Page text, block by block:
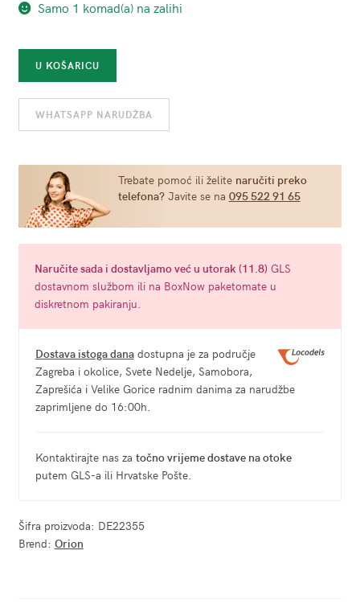
Samo 1 komad(a) na zalihi
Ring
for
Sex
količina
U KOŠARICU
WHATSAPP NARUDŽBA
Trebate pomoć ili želite naručiti preko
telefona?Javite se na 095 522 91 65
Naručitesadai dostavljamo već u utorak (11.8) GLS
dostavnom službom ili na BoxNow paketomate u
diskretnom pakiranju.
Dostava istoga danadostupna je za područje
Zagreba i okolice, Svete Nedelje, Samobora,
Zaprešića i Velike Gorice radnim danima za narudžbe
zaprimljene do 16:00h.
Kontaktirajte nas za točno vrijeme dostave na otoke
putem GLS-a ili Hrvatske Pošte.
Šifra proizvoda: DE22355
Brend: Orion